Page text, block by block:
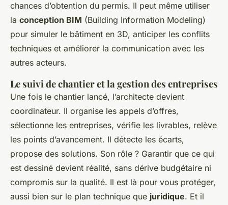
chances d’obtention du permis. Il peut même utiliser
la conception BIM (Building Information Modeling)
pour simuler le bâtiment en 3D, anticiper les conflits
techniques et améliorer la communication avec les
autres acteurs.
Le suivi de chantier et la gestion des entreprises
Une fois le chantier lancé, l’architecte devient
coordinateur. Il organise les appels d’offres,
sélectionne les entreprises, vérifie les livrables, relève
les points d’avancement. Il détecte les écarts,
propose des solutions. Son rôle ? Garantir que ce qui
est dessiné devient réalité, sans dérive budgétaire ni
compromis sur la qualité. Il est là pour vous protéger,
aussi bien sur le plan technique que juridique. Et il